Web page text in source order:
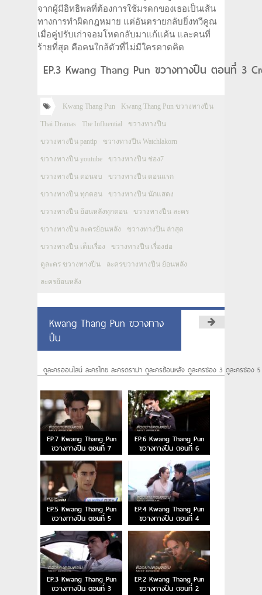
จากผู้มีอิทธิพลที่ต้องการใช้มรดกของเธอเป็นเส้น
ทางการทำผิดกฎหมาย แต่อันตรายกลับยิ่งทวีคูณ
เมื่อคู่ปรับเก่าจอมโหดกลับมาแก้แค้น และคนที่
ร้ายที่สุด คือคนใกล้ตัวที่ไม่มีใครคาดคิด
EP.3 Kwang Thang Pun ขวางทางปืน ตอนที่ 3
Kwang Thang Pun Kwang Thang Pun ขวางทางปืน
Thai Dramas The Influential ขวางทางปืน
ขวางทางปืน pantip ขวางทางปืน Watchlakorn
ขวางทางปืน youtube ขวางทางปืน ช่อง7
ขวางทางปืน ตอนจบ ขวางทางปืน ตอนแรก
ขวางทางปืน ทุกตอน ขวางทางปืน นักแสดง
ขวางทางปืน ย้อนหลังทุกตอน ขวางทางปืน ละคร
ขวางทางปืน ละครย้อนหลัง ขวางทางปืน ล่าสุด
ขวางทางปืน เต็มเรื่อง ขวางทางปืน เรื่องย่อ
ดูละคร ขวางทางปืน ละครขวางทางปืน ย้อนหลัง
ละครย้อนหลัง
Kwang Thang Pun ขวางทาง
ปืน
ดูละครออนไลน์ ละครไทย ละครดราม่า ดูละครย้อนหลัง ดูละครช่อง 3 ดูละครช่อง
EP.7 Kwang Thang Pun
ขวางทางปืน ตอนที่ 7
EP.6 Kwang Thang Pun
ขวางทางปืน ตอนที่ 6
EP.5 Kwang Thang Pun
ขวางทางปืน ตอนที่ 5
EP.4 Kwang Thang Pun
ขวางทางปืน ตอนที่ 4
EP.3 Kwang Thang Pun
ขวางทางปืน ตอนที่ 3
EP.2 Kwang Thang Pun
ขวางทางปืน ตอนที่ 2